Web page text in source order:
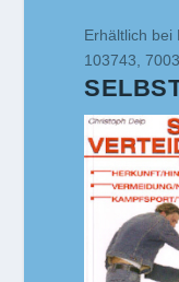
Erhältlich bei
103743,